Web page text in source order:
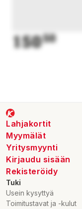
15050
Lahjakortit
Myymälät
Yritysmyynti
Kirjaudu sisään
Rekisteröidy
Tuki
Usein kysyttyä
Toimitustavat ja -kulut